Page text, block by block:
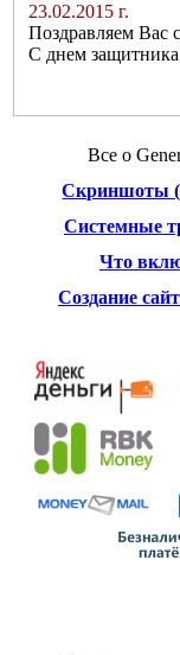
23.02.2015 г.
Поздравляем Вас
С днем защитника
Все о
Скриншоты
Системные
Что
Создание